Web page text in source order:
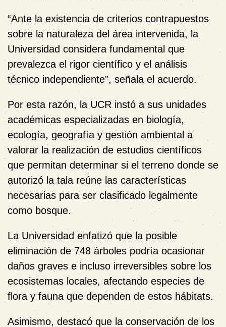
“Ante la existencia de criterios contrapuestos
sobre la naturaleza del área intervenida, la
Universidad considera fundamental que
prevalezca el rigor científico y el análisis
técnico independiente”, señala el acuerdo.
Por esta razón, la UCR instó a sus unidades
académicas especializadas en biología,
ecología, geografía y gestión ambiental a
valorar la realización de estudios científicos
que permitan determinar si el terreno donde se
autorizó la tala reúne las características
necesarias para ser clasificado legalmente
como bosque.
La Universidad enfatizó que la posible
eliminación de 748 árboles podría ocasionar
daños graves e incluso irreversibles sobre los
ecosistemas locales, afectando especies de
flora y fauna que dependen de estos hábitats.
Asimismo, destacó que la conservación de los